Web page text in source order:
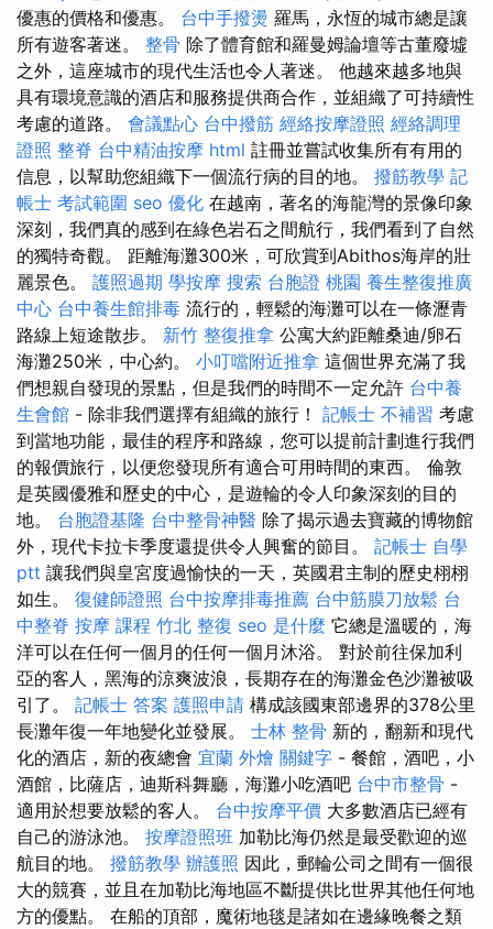
優惠的價格和優惠。 台中手撥燙 羅馬，永恆的城市總是讓
所有遊客著迷。 整骨 除了體育館和羅曼姆論壇等古董廢墟
之外，這座城市的現代生活也令人著迷。 他越來越多地與
具有環境意識的酒店和服務提供商合作，並組織了可持續性
考慮的道路。 會議點心 台中撥筋 經絡按摩證照 經絡調理
證照 整脊 台中精油按摩 html 註冊並嘗試收集所有有用的
信息，以幫助您組織下一個流行病的目的地。 撥筋教學 記
帳士 考試範圍 seo 優化 在越南，著名的海龍灣的景像印象
深刻，我們真的感到在綠色岩石之間航行，我們看到了自然
的獨特奇觀。 距離海灘300米，可欣賞到Abithos海岸的壯
麗景色。 護照過期 學按摩 搜索 台胞證 桃園 養生整復推廣
中心 台中養生館排毒 流行的，輕鬆的海灘可以在一條瀝青
路線上短途散步。 新竹 整復推拿 公寓大約距離桑迪/卵石
海灘250米，中心約。 小叮噹附近推拿 這個世界充滿了我
們想親自發現的景點，但是我們的時間不一定允許 台中養
生會館 - 除非我們選擇有組織的旅行！ 記帳士 不補習 考慮
到當地功能，最佳的程序和路線，您可以提前計劃進行我們
的報價旅行，以便您發現所有適合可用時間的東西。 倫敦
是英國優雅和歷史的中心，是遊輪的令人印象深刻的目的
地。 台胞證基隆 台中整骨神醫 除了揭示過去寶藏的博物館
外，現代卡拉卡季度還提供令人興奮的節目。 記帳士 自學
ptt 讓我們與皇宮度過愉快的一天，英國君主制的歷史栩栩
如生。 復健師證照 台中按摩排毒推薦 台中筋膜刀放鬆 台
中整脊 按摩 課程 竹北 整復 seo 是什麼 它總是溫暖的，海
洋可以在任何一個月的任何一個月沐浴。 對於前往保加利
亞的客人，黑海的涼爽波浪，長期存在的海灘金色沙灘被吸
引了。 記帳士 答案 護照申請 構成該國東部邊界的378公里
長灘年復一年地變化並發展。 士林 整骨 新的，翻新和現代
化的酒店，新的夜總會 宜蘭 外燴 關鍵字 - 餐館，酒吧，小
酒館，比薩店，迪斯科舞廳，海灘小吃酒吧 台中市整骨 -
適用於想要放鬆的客人。 台中按摩平價 大多數酒店已經有
自己的游泳池。 按摩證照班 加勒比海仍然是最受歡迎的巡
航目的地。 撥筋教學 辦護照 因此，郵輪公司之間有一個很
大的競賽，並且在加勒比海地區不斷提供比世界其他任何地
方的優點。 在船的頂部，魔術地毯是諸如在邊緣晚餐之類